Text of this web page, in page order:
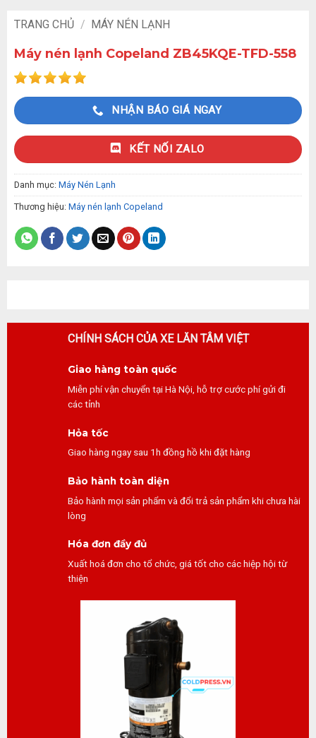
TRANG CHỦ / MÁY NÉN LẠNH
Máy nén lạnh Copeland ZB45KQE-TFD-558
NHẬN BÁO GIÁ NGAY
KẾT NỐI ZALO
Danh mục: Máy Nén Lạnh
Thương hiệu: Máy nén lạnh Copeland
CHÍNH SÁCH CỦA XE LĂN TÂM VIỆT
Giao hàng toàn quốc
Miễn phí vận chuyển tại Hà Nội, hỗ trợ cước phí gửi đi
các tỉnh
Hỏa tốc
Giao hàng ngay sau 1h đồng hồ khi đặt hàng
Bảo hành toàn diện
Bảo hành mọi sản phẩm và đổi trả sản phẩm khi chưa hài
lòng
Hóa đơn đầy đủ
Xuất hoá đơn cho tổ chức, giá tốt cho các hiệp hội từ
thiện